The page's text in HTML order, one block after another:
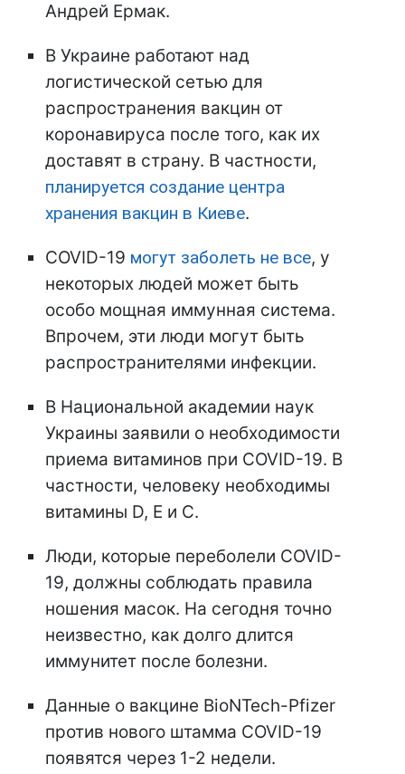
Андрей Ермак.
В Украине работают над
логистической сетью для
распространения вакцин от
коронавируса после того, как их
доставят в страну. В частности,
планируется создание центра
хранения вакцин в Киеве.
COVID-19 могут заболеть не все, у
некоторых людей может быть
особо мощная иммунная система.
Впрочем, эти люди могут быть
распространителями инфекции.
В Национальной академии наук
Украины заявили о необходимости
приема витаминов при COVID-19. В
частности, человеку необходимы
витамины D, E и С.
Люди, которые переболели COVID-
19, должны соблюдать правила
ношения масок. На сегодня точно
неизвестно, как долго длится
иммунитет после болезни.
Данные о вакцине BioNTech-Pfizer
против нового штамма COVID-19
появятся через 1-2 недели.